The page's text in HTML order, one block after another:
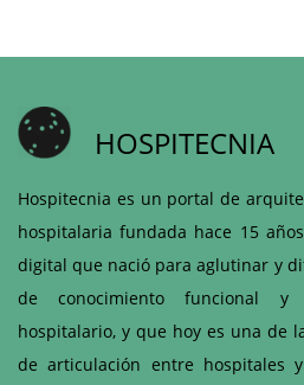
HOSPITECNIA
Hospitecnia es un portal de
hospitalaria fundada hace 15
digital que nació para aglutinar y
de conocimiento funcional y
hospitalario, y que hoy es una de
de articulación entre hospitales